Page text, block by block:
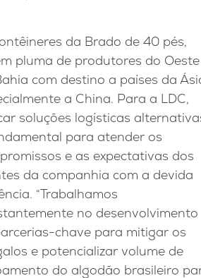
da Brado de 40 pés,
pluma de produtores do Oeste
com destino a países da
a China. Para a LDC,
soluções logísticas
para atender os
e as expectativas dos
da companhia com a devida
“Trabalhamos
no desenvolvimento
chave para mitigar os
e potencializar volume de
do algodão brasileiro